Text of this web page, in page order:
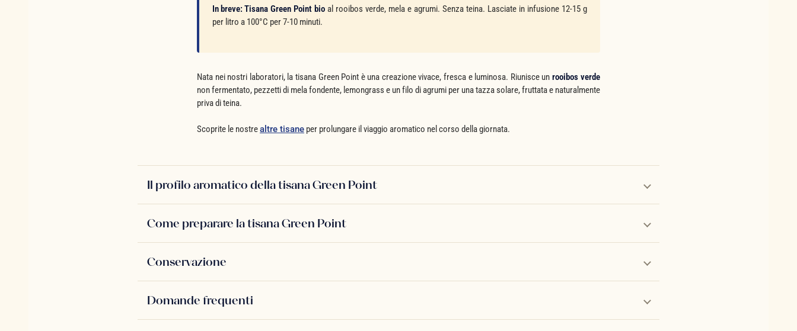
In breve: Tisana Green Point bio al rooibos verde, mela e agrumi. Senza teina. Lasciate in infusione 12-15 g
per litro a 100°C per 7-10 minuti.
Nata nei nostri laboratori, la tisana Green Point è una creazione vivace, fresca e luminosa. Riunisce un rooibos verde
non fermentato, pezzetti di mela fondente, lemongrass e un filo di agrumi per una tazza solare, fruttata e naturalmente
priva di teina.
Scoprite le nostrealtre tisane per prolungare il viaggio aromatico nel corso della giornata.
Il profilo aromatico della tisana Green Point
Come preparare la tisana Green Point
Conservazione
Domande frequenti